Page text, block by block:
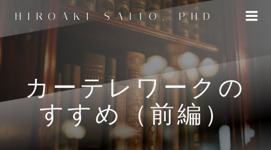
コ
ン
テ
ン
ツ
へ
ス
キ
ッ
プ
HIROAKI SAITO, PHD
カーテレワークの
すすめ（前編）